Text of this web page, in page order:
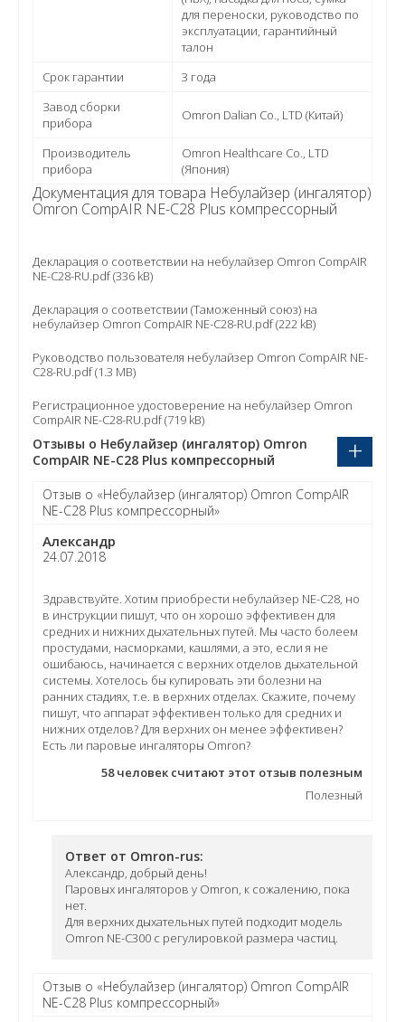
для переноски, руководство по
эксплуатации, гарантийный
талон
Срок гарантии
3 года
Завод сборки
прибора
Omron Dalian Co., LTD (Китай)
Производитель
прибора
Omron Healthcare Co., LTD
(Япония)
Документация для товара Небулайзер (ингалятор)
Omron CompAIR NE-C28 Plus компрессорный
Декларация о соответствии на небулайзер Omron CompAIR
NE-C28-RU.pdf (336 kB)
Декларация о соответствии (Таможенный союз) на
небулайзер Omron CompAIR NE-C28-RU.pdf (222 kB)
Руководство пользователя небулайзер Omron CompAIR NE-
C28-RU.pdf (1.3 MB)
Регистрационное удостоверение на небулайзер Omron
CompAIR NE-C28-RU.pdf (719 kB)
Отзывы о Небулайзер (ингалятор) Omron
CompAIR NE-C28 Plus компрессорный
+
Отзыв о «Небулайзер (ингалятор) Omron CompAIR
NE-C28 Plus компрессорный»
Александр
24.07.2018
Здравствуйте. Хотим приобрести небулайзер NE-C28, но
в инструкции пишут, что он хорошо эффективен для
средних и нижних дыхательных путей. Мы часто болеем
простудами, насморками, кашлями, а это, если я не
ошибаюсь, начинается с верхних отделов дыхательной
системы. Хотелось бы купировать эти болезни на
ранних стадиях, т.е. в верхних отделах. Скажите, почему
пишут, что аппарат эффективен только для средних и
нижних отделов? Для верхних он менее эффективен?
Есть ли паровые ингаляторы Omron?
58человек считают этот отзыв полезным
Полезный
Ответ от Omron-rus:
Александр, добрый день!
Паровых ингаляторов у Omron, к сожалению, пока
нет.
Для верхних дыхательных путей подходит модель
Omron NE-C300 с регулировкой размера частиц.
Отзыв о «Небулайзер (ингалятор) Omron CompAIR
NE-C28 Plus компрессорный»